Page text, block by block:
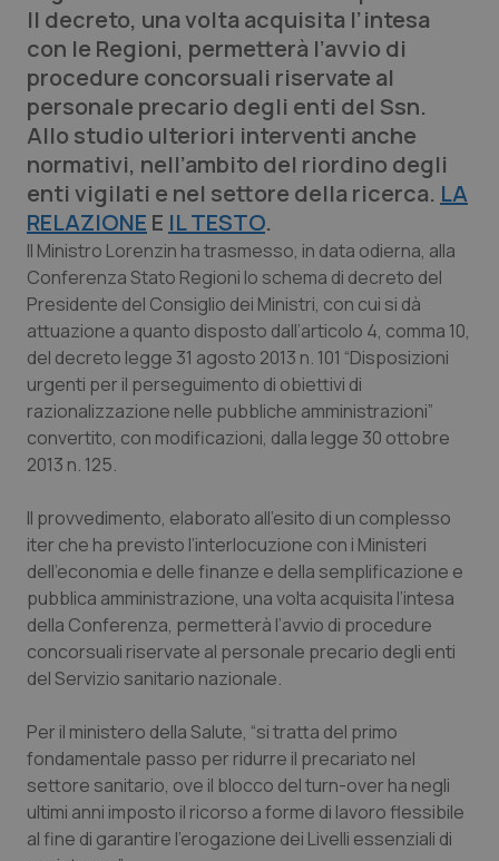
Professionisti Sanitari.AI
Abruzzo
Basilicata
Calabria
Campania
Emilia-Romagna
Friuli Venezia Giulia
Lazio
Liguria
Lombardia
Marche
Molise
Piemonte
Provincia Autonoma di Bolzano
QS Pro Gold
Artrite & artrosi
Asma & BPCO
Car-T
Colesterolo & coronaropatie
Dermatite Atopica
Diabete & glucometri
Disturbi dell’umore
Dolore
Donna & Salute
Epatiti
HIV
Infezioni & Febbre
QS Club Newsletter
Il decreto, una volta acquisita l’intesa
con le Regioni, permetterà l’avvio di
procedure concorsuali riservate al
personale precario degli enti del Ssn.
Allo studio ulteriori interventi anche
normativi, nell’ambito del riordino degli
enti vigilati e nel settore della ricerca. LA
RELAZIONE E IL TESTO.
Il Ministro Lorenzin ha trasmesso, in data odierna, alla
Conferenza Stato Regioni lo schema di decreto del
Presidente del Consiglio dei Ministri, con cui si dà
attuazione a quanto disposto dall’articolo 4, comma 10,
del decreto legge 31 agosto 2013 n. 101 “Disposizioni
urgenti per il perseguimento di obiettivi di
razionalizzazione nelle pubbliche amministrazioni”
convertito, con modificazioni, dalla legge 30 ottobre
2013 n. 125.
Il provvedimento, elaborato all’esito di un complesso
iter che ha previsto l’interlocuzione con i Ministeri
dell’economia e delle finanze e della semplificazione e
pubblica amministrazione, una volta acquisita l’intesa
della Conferenza, permetterà l’avvio di procedure
concorsuali riservate al personale precario degli enti
del Servizio sanitario nazionale.
Per il ministero della Salute, “si tratta del primo
fondamentale passo per ridurre il precariato nel
settore sanitario, ove il blocco del turn-over ha negli
ultimi anni imposto il ricorso a forme di lavoro flessibile
al fine di garantire l’erogazione dei Livelli essenziali di